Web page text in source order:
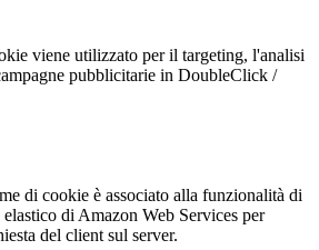
viene utilizzato per il targeting, l'analisi
pubblicitarie in DoubleClick /
di cookie è associato alla funzionalità di
di Amazon Web Services per
del client sul server.